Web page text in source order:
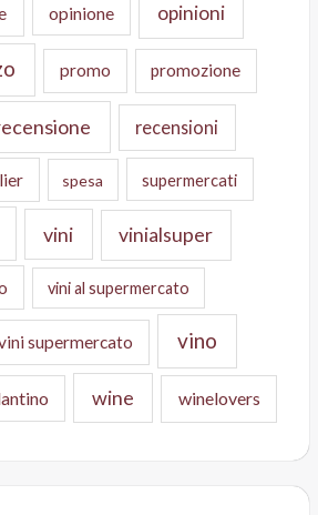
opinione opinioni
promo promozione
recensioni
spesa supermercati
vini vinialsuper
vini al supermercato
supermercato vino
wine winelovers